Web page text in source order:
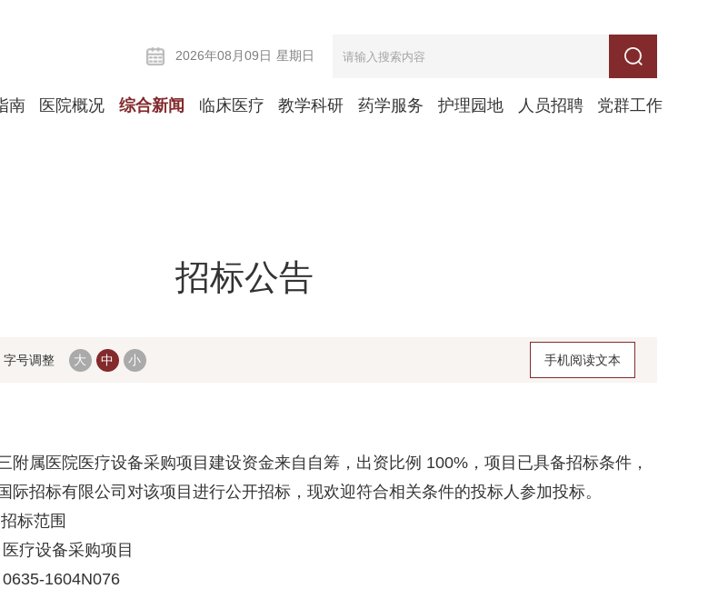
2026年08月09日 星期日
南 医院概况 综合新闻 临床医疗 教学科研 药学服务 护理园地 人员招聘 党群工作
招标公告
字号调整 大 中 小 手机阅读文本
属医院医疗设备采购项目建设资金来自自筹，出资比例 100%，项目已具备招标条件，
际招标有限公司对该项目进行公开招标，现欢迎符合相关条件的投标人参加投标。
标范围
疗设备采购项目
1604N076